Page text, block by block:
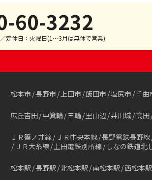
60-3232
定休日：火曜日(1～3月は無休で営業)
松本市 長野市 上田市 飯田市 塩尻市 千曲
広丘吉田 中箕輪 三輪 里山辺 井川城 高田
ＪＲ篠ノ井線 ＪＲ中央本線 長野電鉄長野線
ＪＲ大糸線 上田電鉄別所線 しなの鉄道北
松本駅 長野駅 北松本駅 南松本駅 西松本駅